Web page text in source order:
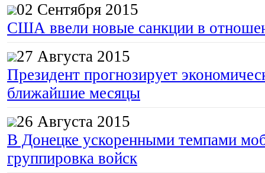
02 Сентября 2015
США ввели новые санкции в
27 Августа 2015
Президент прогнозирует
ближайшие месяцы
26 Августа 2015
В Донецке ускоренными темпами
группировка войск